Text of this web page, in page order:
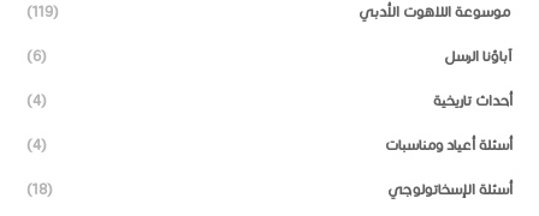
موسوعة اللاهوت الأدبي (119)
آباؤنا الرسل (6)
أحداث تاريخية (4)
أسئلة أعياد ومناسبات (4)
أسئلة الإسخاتولوجي (18)